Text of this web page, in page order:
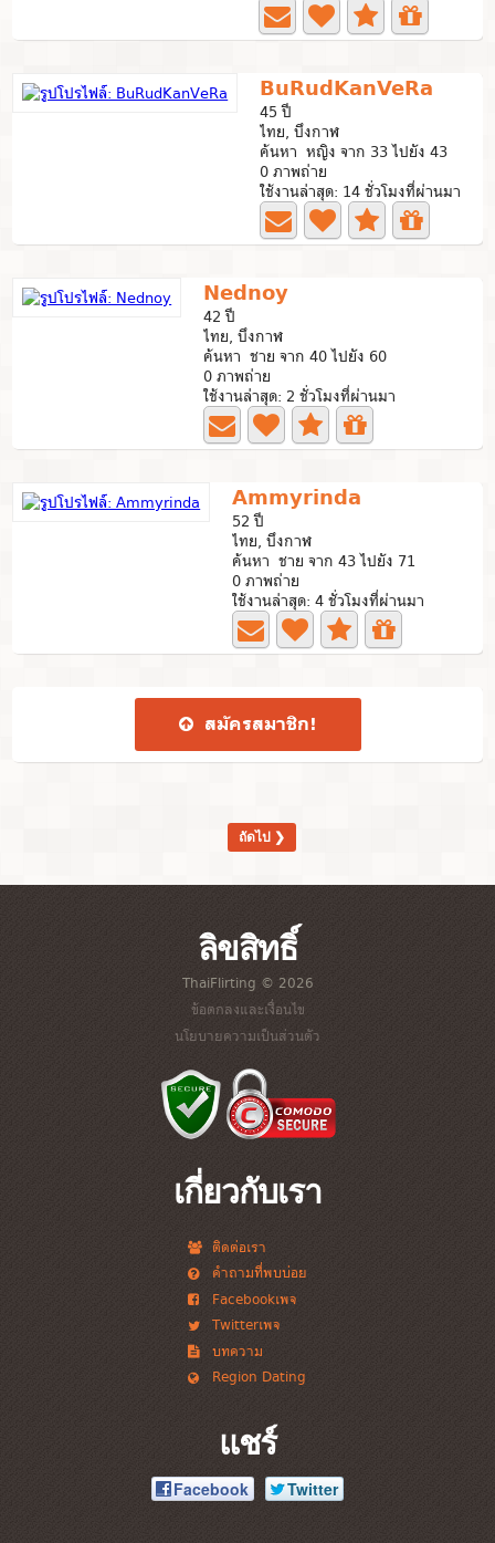
BuRudKanVeRa
45 ปี
ไทย, บึงกาฬ
ค้นหา หญิง จาก 33 ไปยัง 43
0 ภาพถ่าย
ใช้งานล่าสุด: 14 ชั่วโมงที่ผ่านมา
Nednoy
42 ปี
ไทย, บึงกาฬ
ค้นหา ชาย จาก 40 ไปยัง 60
0 ภาพถ่าย
ใช้งานล่าสุด: 2 ชั่วโมงที่ผ่านมา
Ammyrinda
52 ปี
ไทย, บึงกาฬ
ค้นหา ชาย จาก 43 ไปยัง 71
0 ภาพถ่าย
ใช้งานล่าสุด: 4 ชั่วโมงที่ผ่านมา
สมัคร​สมาชิก​!
ถัดไป ❯
ลิขสิทธิ์
ThaiFlirting © 2026
ข้อตกลงและเงื่อนไข
นโยบายความเป็นส่วนตัว
เกี่ยวกับเรา
ติดต่อเรา
คำถามที่พบบ่อย
Facebookเพจ
Twitterเพจ
บทความ
Region Dating
แชร์
Facebook Twitter